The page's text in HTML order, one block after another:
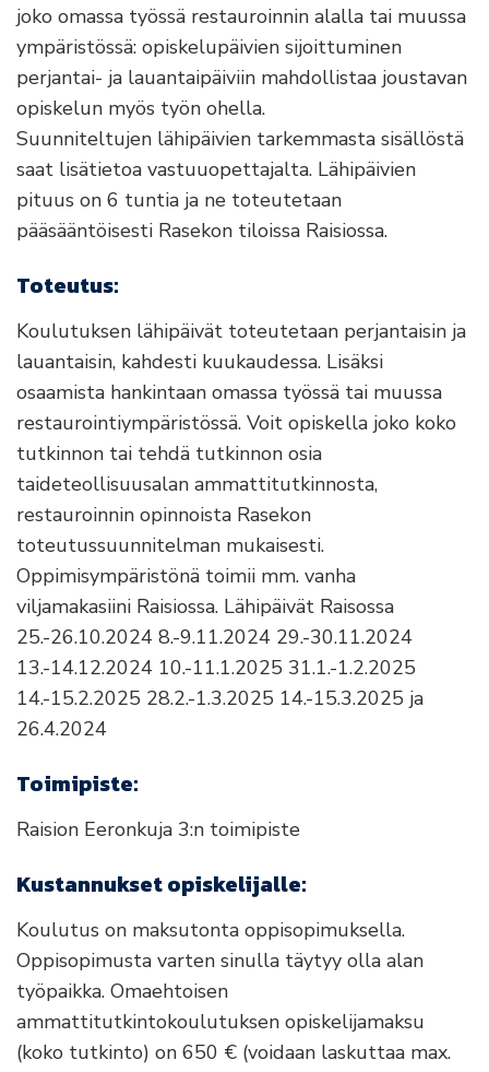
joko omassa työssä restauroinnin alalla tai muussa
ympäristössä: opiskelupäivien sijoittuminen
perjantai- ja lauantaipäiviin mahdollistaa joustavan
opiskelun myös työn ohella.
Suunniteltujen lähipäivien tarkemmasta sisällöstä
saat lisätietoa vastuuopettajalta. Lähipäivien
pituus on 6 tuntia ja ne toteutetaan
pääsääntöisesti Rasekon tiloissa Raisiossa.
Toteutus:
Koulutuksen lähipäivät toteutetaan perjantaisin ja
lauantaisin, kahdesti kuukaudessa. Lisäksi
osaamista hankintaan omassa työssä tai muussa
restaurointiympäristössä. Voit opiskella joko koko
tutkinnon tai tehdä tutkinnon osia
taideteollisuusalan ammattitutkinnosta,
restauroinnin opinnoista Rasekon
toteutussuunnitelman mukaisesti.
Oppimisympäristönä toimii mm. vanha
viljamakasiini Raisiossa. Lähipäivät Raisossa
25.-26.10.2024 8.-9.11.2024 29.-30.11.2024
13.-14.12.2024 10.-11.1.2025 31.1.-1.2.2025
14.-15.2.2025 28.2.-1.3.2025 14.-15.3.2025 ja
26.4.2024
Toimipiste:
Raision Eeronkuja 3:n toimipiste
Kustannukset opiskelijalle:
Koulutus on maksutonta oppisopimuksella.
Oppisopimusta varten sinulla täytyy olla alan
työpaikka. Omaehtoisen
ammattitutkintokoulutuksen opiskelijamaksu
(koko tutkinto) on 650 € (voidaan laskuttaa max.